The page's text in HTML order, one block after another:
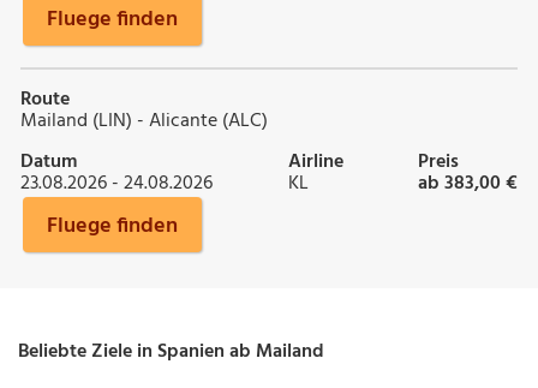
Fluege finden
Route
Mailand (LIN) - Alicante (ALC)
Datum
23.08.2026 - 24.08.2026
Airline
KL
Preis
ab 383,00 €
Fluege finden
Beliebte Ziele in Spanien ab Mailand